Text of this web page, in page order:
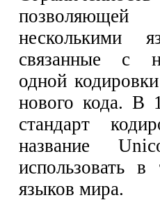
позволяющей
несколькими
связанные с
одной
нового кода. В
стандарт
название
использовать
языков мира.